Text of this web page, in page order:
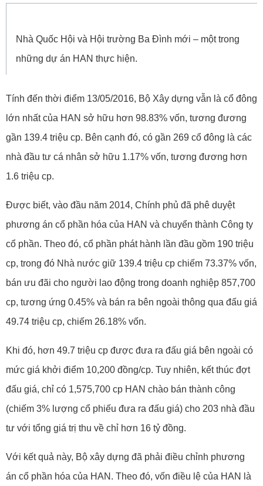
Nhà Quốc Hội và Hội trường Ba Đình mới – một trong
những dự án HAN thực hiện.
Tính đến thời điểm 13/05/2016, Bộ Xây dựng vẫn là cổ đông
lớn nhất của HAN sở hữu hơn 98.83% vốn, tương đương
gần 139.4 triệu cp. Bên cạnh đó, có gần 269 cổ đông là các
nhà đầu tư cá nhân sở hữu 1.17% vốn, tương đương hơn
1.6 triệu cp.
Được biết, vào đầu năm 2014, Chính phủ đã phê duyệt
phương án cổ phần hóa của HAN và chuyển thành Công ty
cổ phần. Theo đó, cổ phần phát hành lần đầu gồm 190 triệu
cp, trong đó Nhà nước giữ 139.4 triệu cp chiếm 73.37% vốn,
bán ưu đãi cho người lao động trong doanh nghiệp 857,700
cp, tương ứng 0.45% và bán ra bên ngoài thông qua đấu giá
49.74 triệu cp, chiếm 26.18% vốn.
Khi đó, hơn 49.7 triệu cp được đưa ra đấu giá bên ngoài có
mức giá khởi điểm 10,200 đồng/cp. Tuy nhiên, kết thúc đợt
đấu giá, chỉ có 1,575,700 cp HAN chào bán thành công
(chiếm 3% lượng cổ phiếu đưa ra đấu giá) cho 203 nhà đầu
tư với tổng giá trị thu về chỉ hơn 16 tỷ đồng.
Với kết quả này, Bộ xây dựng đã phải điều chỉnh phương
án cổ phần hóa của HAN. Theo đó, vốn điều lệ của HAN là